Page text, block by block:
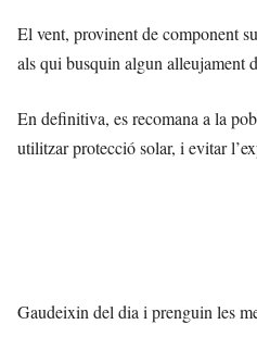
El vent, provinent de component
als qui busquin algun alleujament
En definitiva, es recomana a la
utilitzar protecció solar, i evitar
Gaudeixin del dia i prenguin les